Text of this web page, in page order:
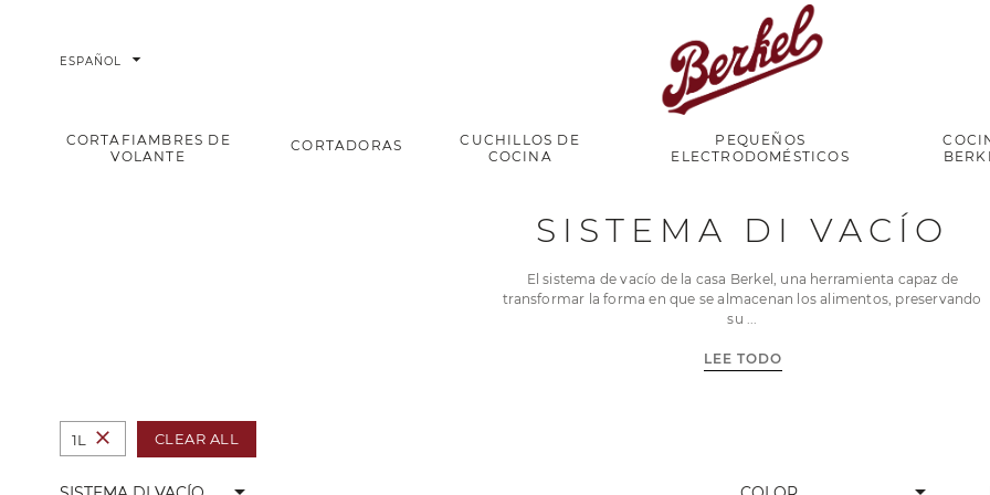
ESPAÑOL arrow_drop_down
CORTAFIAMBRES DE
VOLANTE
CORTADORAS
CUCHILLOS DE
COCINA
PEQUEÑOS
ELECTRODOMÉSTICOS
Sistema di vacío
SISTEMA DI VACÍO
El sistema de vacío de la casa Berkel, una herramienta capaz de
transformar la forma en que se almacenan los alimentos, preservando
su
LEE TODO
1L close CLEAR ALL